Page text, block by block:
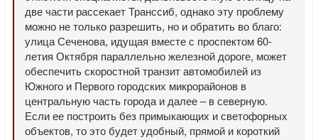
две части рассекает Транссиб, однако эту проблему
можно не только разрешить, но и обратить во благо:
улица Сеченова, идущая вместе с проспектом 60-
летия Октября параллельно железной дороге, может
обеспечить скоростной транзит автомобилей из
Южного и Первого городских микрорайонов в
центральную часть города и далее – в северную.
Если ее построить без примыкающих и светофорных
объектов, то это будет удобный, прямой и короткий